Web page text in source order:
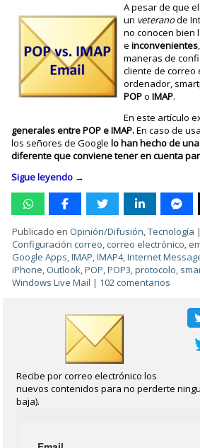
A pesar de que
un veteranode
no conocen bien
e inconvenientes
maneras de
cliente de correo
ordenador,
POPo IMAP.
En este artículo
generales entre POP e IMAP.En caso de
los señores de Googlelo han hecho de
diferente que conviene tener en cuenta
Sigue leyendo →
Publicado en Opinión/Difusión,Tecnología
Configuración correo,correo electrónico,
Google Apps,IMAP,IMAP4,Internet
iPhone, Outlook,POP,POP3,protocolo,
Windows Live Mail | 102 comentarios
Recibe por correo electrónico los
nuevos contenidos para no perderte
baja).